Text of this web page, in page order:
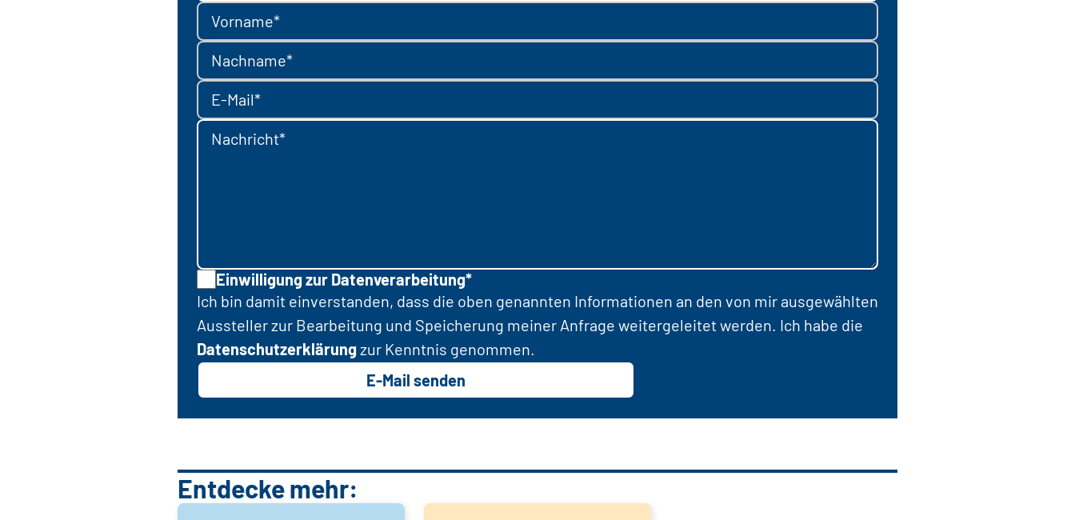
Vorname*
Nachname*
E-Mail*
Nachricht*
Einwilligung zur Datenverarbeitung*
Ich bin damit einverstanden, dass die oben genannten Informationen an den von mir ausgewählten
Aussteller zur Bearbeitung und Speicherung meiner Anfrage weitergeleitet werden. Ich habe die
Datenschutzerklärungzur Kenntnis genommen.
E-Mail senden
Entdecke mehr: